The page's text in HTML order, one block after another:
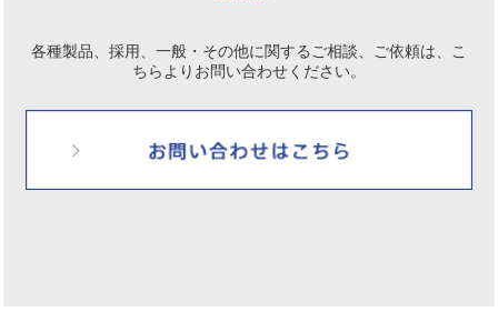
各種製品、採用、一般・その他に関するご相談、ご依頼は、
こ
ちらよりお問い合わせください。